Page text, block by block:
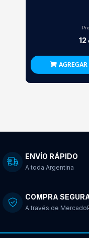
12
AGREGAR
ENVÍO RÁPIDO
A toda Argentina
COMPRA
A través de